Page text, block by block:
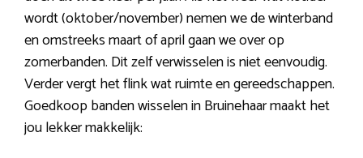
wordt (oktober/november) nemen we de winterband
en omstreeks maart of april gaan we over op
zomerbanden. Dit zelf verwisselen is niet eenvoudig.
Verder vergt het flink wat ruimte en gereedschappen.
Goedkoop banden wisselen in Bruinehaar maakt het
jou lekker makkelijk: